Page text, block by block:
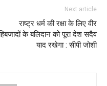
Next article
राष्ट्र धर्म की रक्षा के लिए वीर
के बलिदान को पूरा देश सदैव
याद रखेगा : सीपी जोशी